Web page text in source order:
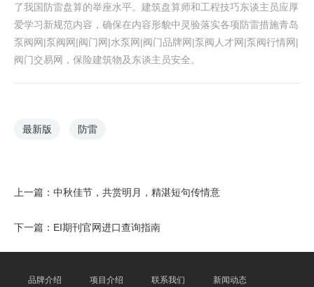
了我国防雷盘算的举座水平。建筑盘算师和工程技巧东谈主员应厚
爱学习新规范内容，确保在内容形貌中灵验落实各项防雷措施 青岛
泵阀网|泵阀网|阀门网|水泵网|阀门品牌网|泵阀人才网|泵阀行情网|
阀门交易网，保险建筑物及东谈主员安全。
最新版 防雷
上一篇： 中秋佳节，共赏明月，精湛短句传情意
下一篇： EI期刊官网进口查询指南
品牌介绍 项目介绍 联系我们 新闻动态